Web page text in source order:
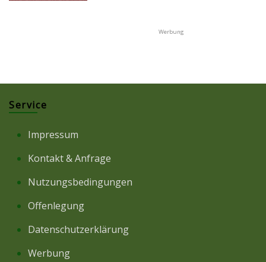
Service
Impressum
Kontakt & Anfrage
Nutzungsbedingungen
Offenlegung
Datenschutzerklärung
Werbung